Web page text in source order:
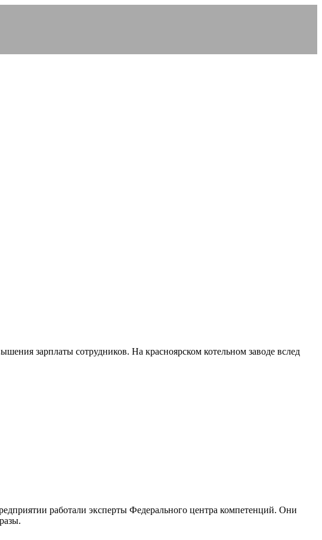
зарплаты сотрудников. На красноярском котельном заводе вслед
работали эксперты Федерального центра компетенций. Они